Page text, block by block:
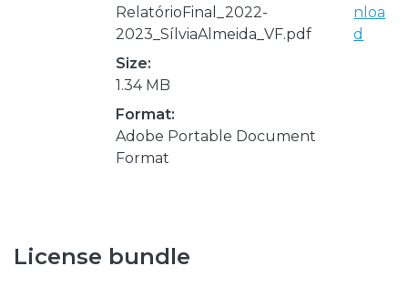
RelatórioFinal_2022-
2023_SílviaAlmeida_VF.pdf
Size:
1.34 MB
Format:
Adobe Portable Document
Format
nloa
d
License bundle